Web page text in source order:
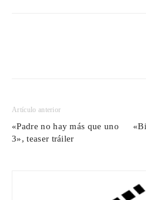
Artículo anterior
«Padre no hay más que uno
3», teaser tráiler